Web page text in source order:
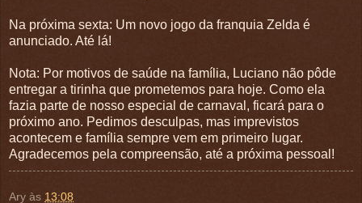
Na próxima sexta: Um novo jogo da franquia Zelda é
anunciado. Até lá!
Nota: Por motivos de saúde na família, Luciano não pôde
entregar a tirinha que prometemos para hoje. Como ela
fazia parte de nosso especial de carnaval, ficará para o
próximo ano. Pedimos desculpas, mas imprevistos
acontecem e família sempre vem em primeiro lugar.
Agradecemos pela compreensão, até a próxima pessoal!
Ary às 13:08